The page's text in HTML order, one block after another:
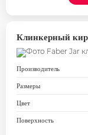
Клинкерный
Производитель
Размеры
Цвет
Поверхность